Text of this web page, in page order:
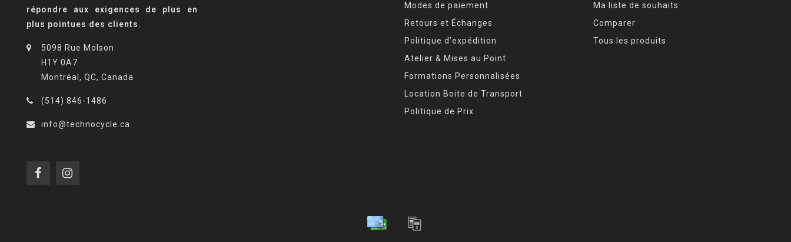
répondre aux exigences de plus en
plus pointues des clients.
5098 Rue Molson
H1Y 0A7
Montréal, QC, Canada
(514) 846-1486
info@technocycle.ca
Modes de paiement
Retours et Échanges
Politique d’expédition
Atelier & Mises au Point
Formations Personnalisées
Location Boite de Transport
Politique de Prix
Ma liste de souhaits
Comparer
Tous les produits